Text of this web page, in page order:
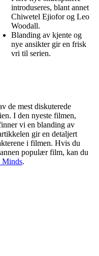
introduseres, blant annet
Chiwetel Ejiofor og Leo
Woodall.
Blanding av kjente og
nye ansikter gir en frisk
vri til serien.
de mest diskuterede
I den nyeste filmen,
vi en blanding av
gir en detaljert
i filmen. Hvis du
populær film, kan du
Minds.